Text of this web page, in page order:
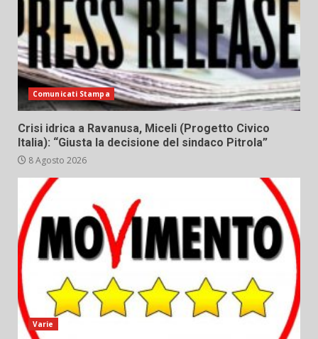
Comunicati Stampa
Crisi idrica a Ravanusa, Miceli (Progetto Civico
Italia): “Giusta la decisione del sindaco Pitrola”
8 Agosto 2026
Varie